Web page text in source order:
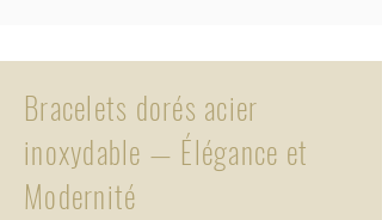
Bracelets dorés acier
inoxydable — Élégance et
Modernité